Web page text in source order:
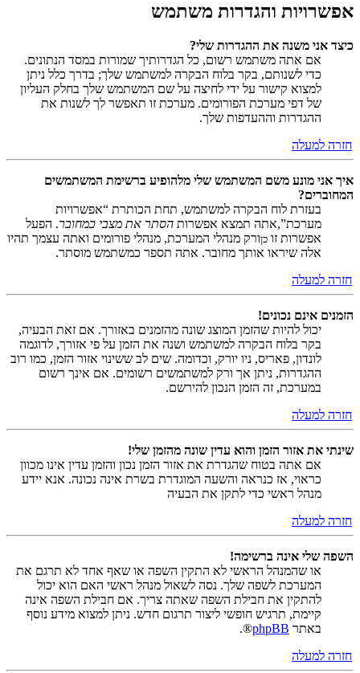
אפשרויות והגדרות משתמש
כיצד אני משנה את ההגדרות שלי?
אם אתה משתמש רשום, כל הגדרותיך שמורות במסד הנתונים.
כדי לשנותם, בקר בלוח הבקרה למשתמש שלך; בדרך כלל ניתן
למצוא קישור על ידי לחיצה על שם המשתמש שלך בחלק העליון
של דפי מערכת הפורומים. מערכת זו תאפשר לך לשנות את
ההגדרות וההעדפות שלך.
חזרה למעלה
איך אני מונע משם המשתמש שלי מלהופיע ברשימת המשתמשים
המחוברים?
בעזרת לוח הבקרה למשתמש, תחת הכותרת “אפשרויות
מערכת”,אתה תמצא אפשרות הסתר את מצבי כמחובר. הפעל
אפשרות זו כןורק מנהלי המערכת, מנהלי פורומים ואתה עצמך תהיו
אלה שיראו אותך מחובר. אתה תספר כמשתמש מוסתר.
חזרה למעלה
הזמנים אינם נכונים!
יכול להיות שהזמן המוצג שונה מהזמנים באזורך. אם זאת הבעיה,
בקר בלוח הבקרה למשתמש ושנה את הזמן על פי אזורך, לדוגמה
לונדון, פאריס, ניו יורק, וכדומה. שים לב ששינוי אזור הזמן, כמו רוב
ההגדרות, ניתן אך ורק למשתמשים רשומים. אם אינך רשום
במערכת, זה הזמן הנכון להירשם.
חזרה למעלה
שינתי את אזור הזמן והוא עדין שונה מהזמן שלי!
אם אתה בטוח שהגדרת את אזור הזמן נכון והזמן עדין אינו מכוון
כראוי, אז כנראה והשעה המוגדרת בשרת אינה נכונה. אנא יידע
מנהל ראשי כדי לתקן את הבעיה
חזרה למעלה
השפה שלי אינה ברשימה!
או שהמנהל הראשי לא התקין השפה או שאף אחד לא תרגם את
המערכת לשפה שלך. נסה לשאול מנהל ראשי האם הוא יכול
להתקין את חבילת השפה שאתה צריך. אם חבילת השפה אינה
קיימת, תרגיש חופשי ליצור תרגום חדש. ניתן למצוא מידע נוסף
באתר phpBB
®.
חזרה למעלה